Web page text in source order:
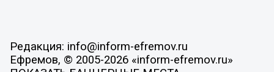
Редакция: info@inform-efremov.ru
Ефремов, © 2005-2026 «inform-efremov.ru»